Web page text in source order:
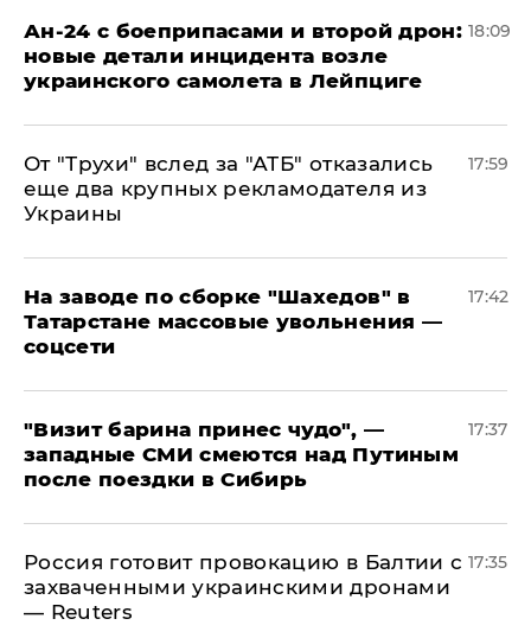
Ан-24 с боеприпасами и второй дрон:
новые детали инцидента возле
украинского самолета в Лейпциге
18:09
От "Трухи" вслед за "АТБ" отказались
еще два крупных рекламодателя из
Украины
17:59
На заводе по сборке "Шахедов" в
Татарстане массовые увольнения —
соцсети
17:42
"Визит барина принес чудо", —
западные СМИ смеются над Путиным
после поездки в Сибирь
17:37
​Россия готовит провокацию в Балтии с
захваченными украинскими дронами
— Reuters
17:35